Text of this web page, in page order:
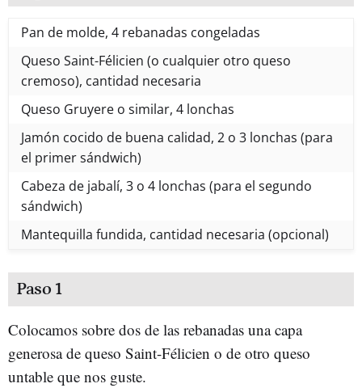
Pan de molde, 4 rebanadas congeladas
Queso Saint-Félicien (o cualquier otro queso
cremoso), cantidad necesaria
Queso Gruyere o similar, 4 lonchas
Jamón cocido de buena calidad, 2 o 3 lonchas (para
el primer sándwich)
Cabeza de jabalí, 3 o 4 lonchas (para el segundo
sándwich)
Mantequilla fundida, cantidad necesaria (opcional)
Paso 1
Colocamos sobre dos de las rebanadas una capa
generosa de queso Saint-Félicien o de otro queso
untable que nos guste.